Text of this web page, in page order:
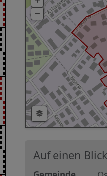
Auf einen Blick